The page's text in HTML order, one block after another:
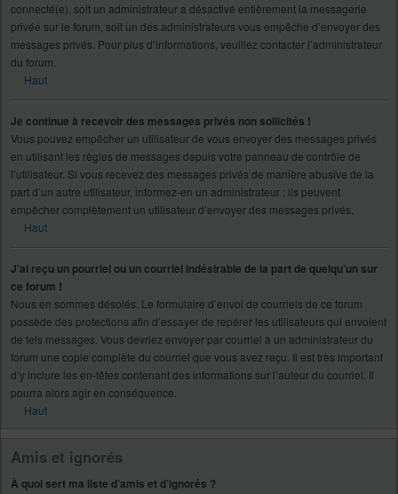
connecté(e), soit un administrateur a désactivé entièrement la messagerie
privée sur le forum, soit un des administrateurs vous empêche d’envoyer des
messages privés. Pour plus d’informations, veuillez contacter l’administrateur
du forum.
Haut
Je continue à recevoir des messages privés non sollicités !
Vous pouvez empêcher un utilisateur de vous envoyer des messages privés
en utilisant les règles de messages depuis votre panneau de contrôle de
l’utilisateur. Si vous recevez des messages privés de manière abusive de la
part d’un autre utilisateur, informez-en un administrateur ; ils peuvent
empêcher complètement un utilisateur d’envoyer des messages privés.
Haut
J’ai reçu un pourriel ou un courriel indésirable de la part de quelqu’un sur
ce forum !
Nous en sommes désolés. Le formulaire d’envoi de courriels de ce forum
possède des protections afin d’essayer de repérer les utilisateurs qui envoient
de tels messages. Vous devriez envoyer par courriel à un administrateur du
forum une copie complète du courriel que vous avez reçu. Il est très important
d’y inclure les en-têtes contenant des informations sur l’auteur du courriel. Il
pourra alors agir en conséquence.
Haut
Amis et ignorés
À quoi sert ma liste d’amis et d’ignorés ?